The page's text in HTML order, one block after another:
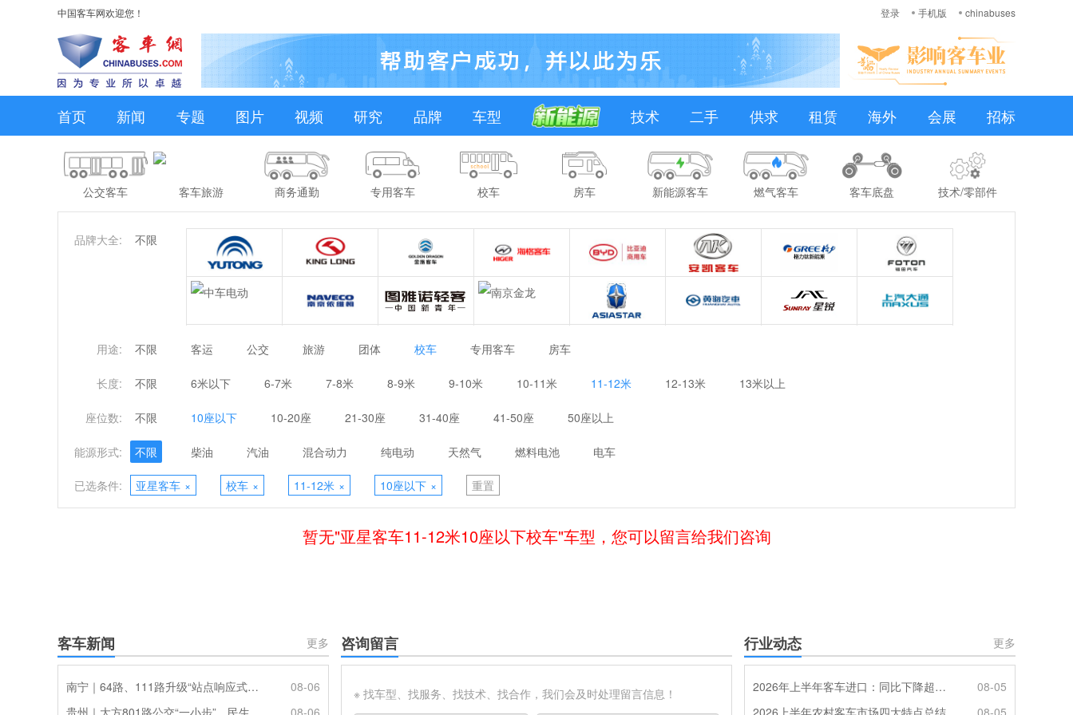
中国客车网欢迎您！ 登录 手机版 chinabuses
首页 新闻 专题 图片 视频 研究 品牌 车型 技术 二手 供求 租赁 海外 会展 招标
公交客车 客车旅游 商务通勤 专用客车 校车 房车 新能源客车 燃气客车 客车底盘 技术/零部件
品牌大全: 不限
用途: 不限 客运 公交 旅游 团体 校车 专用客车 房车
长度: 不限 6米以下 6-7米 7-8米 8-9米 9-10米 10-11米 11-12米 12-13米 13米以上
座位数: 不限 10座以下 10-20座 21-30座 31-40座 41-50座 50座以上
能源形式: 不限 柴油 汽油 混合动力 纯电动 天然气 燃料电池 电车
已选条件: 亚星客车 × 校车 × 11-12米 × 10座以下 × 重置
暂无"亚星客车11-12米10座以下校车"车型，您可以留言给我们咨询
客车新闻 更多
南宁｜64路、111路升级“站点响应式停靠”
08-06
08-06
咨询留言
※ 找车型、找服务、找技术、找合作，我们会及时处理留言信息！
行业动态 更多
2026年上半年客车进口：同比下降超4成，轻客主体地位凸显
08-05
2026上半年农村客车市场四大特点总结
08-05